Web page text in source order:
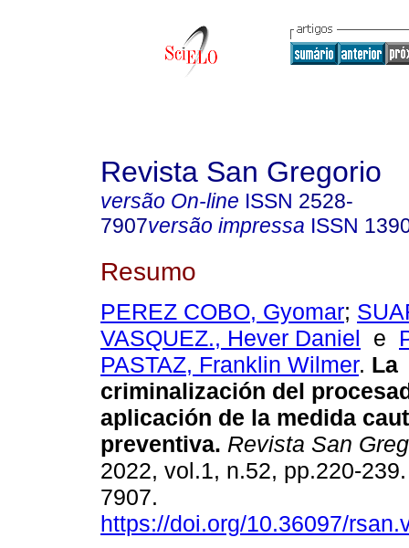
Revista San Gregorio
versão On-line ISSN 2528-
7907versão impressa ISSN
Resumo
PEREZ COBO, Gyomar;
VASQUEZ., Hever Daniel e
PASTAZ, Franklin Wilmer. La
criminalización del
aplicación de la medida
preventiva. Revista San
2022, vol.1, n.52, pp.220-
7907.
https://doi.org/10.36097/